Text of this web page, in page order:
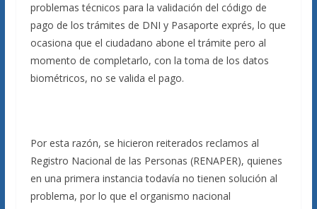
problemas técnicos para la validación del código de
pago de los trámites de DNI y Pasaporte exprés, lo que
ocasiona que el ciudadano abone el trámite pero al
momento de completarlo, con la toma de los datos
biométricos, no se valida el pago.
Por esta razón, se hicieron reiterados reclamos al
Registro Nacional de las Personas (RENAPER), quienes
en una primera instancia todavía no tienen solución al
problema, por lo que el organismo nacional